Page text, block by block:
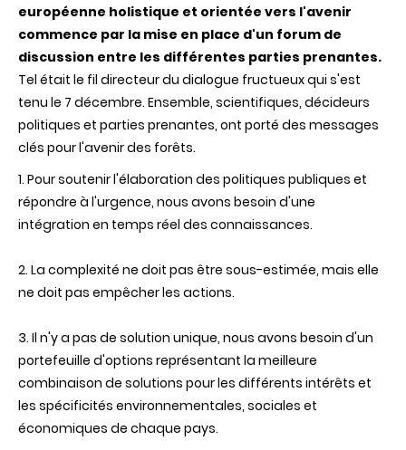
elle
répondre
objectifs
des
politiques
européenne holistique et orientée vers l'avenir
commence par la mise en place d'un forum de
discussion entre les différentes parties prenantes.
Tel était le fil directeur du dialogue fructueux qui s'est
tenu le 7 décembre. Ensemble, scientifiques, décideurs
politiques et parties prenantes, ont porté des messages
clés pour l'avenir des forêts.
1. Pour soutenir l'élaboration des politiques publiques et
répondre à l'urgence, nous avons besoin d'une
intégration en temps réel des connaissances.
2. La complexité ne doit pas être sous-estimée, mais elle
ne doit pas empêcher les actions.
3. Il n'y a pas de solution unique, nous avons besoin d'un
portefeuille d'options représentant la meilleure
combinaison de solutions pour les différents intérêts et
les spécificités environnementales, sociales et
économiques de chaque pays.